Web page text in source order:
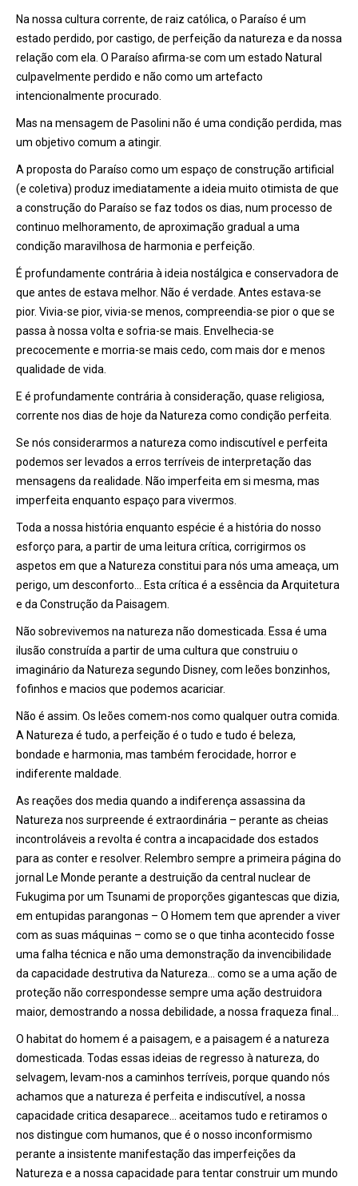
Na nossa cultura corrente, de raiz católica, o Paraíso é um
estado perdido, por castigo, de perfeição da natureza e da nossa
relação com ela. O Paraíso afirma-se com um estado Natural
culpavelmente perdido e não como um artefacto
intencionalmente procurado.
Mas na mensagem de Pasolini não é uma condição perdida, mas
um objetivo comum a atingir.
A proposta do Paraíso como um espaço de construção artificial
(e coletiva) produz imediatamente a ideia muito otimista de que
a construção do Paraíso se faz todos os dias, num processo de
continuo melhoramento, de aproximação gradual a uma
condição maravilhosa de harmonia e perfeição.
É profundamente contrária à ideia nostálgica e conservadora de
que antes de estava melhor. Não é verdade. Antes estava-se
pior. Vivia-se pior, vivia-se menos, compreendia-se pior o que se
passa à nossa volta e sofria-se mais. Envelhecia-se
precocemente e morria-se mais cedo, com mais dor e menos
qualidade de vida.
E é profundamente contrária à consideração, quase religiosa,
corrente nos dias de hoje da Natureza como condição perfeita.
Se nós considerarmos a natureza como indiscutível e perfeita
podemos ser levados a erros terríveis de interpretação das
mensagens da realidade. Não imperfeita em si mesma, mas
imperfeita enquanto espaço para vivermos.
Toda a nossa história enquanto espécie é a história do nosso
esforço para, a partir de uma leitura crítica, corrigirmos os
aspetos em que a Natureza constitui para nós uma ameaça, um
perigo, um desconforto… Esta crítica é a essência da Arquitetura
e da Construção da Paisagem.
Não sobrevivemos na natureza não domesticada. Essa é uma
ilusão construída a partir de uma cultura que construiu o
imaginário da Natureza segundo Disney, com leões bonzinhos,
fofinhos e macios que podemos acariciar.
Não é assim. Os leões comem-nos como qualquer outra comida.
A Natureza é tudo, a perfeição é o tudo e tudo é beleza,
bondade e harmonia, mas também ferocidade, horror e
indiferente maldade.
As reações dos media quando a indiferença assassina da
Natureza nos surpreende é extraordinária – perante as cheias
incontroláveis a revolta é contra a incapacidade dos estados
para as conter e resolver. Relembro sempre a primeira página do
jornal Le Monde perante a destruição da central nuclear de
Fukugima por um Tsunami de proporções gigantescas que dizia,
em entupidas parangonas – O Homem tem que aprender a viver
com as suas máquinas – como se o que tinha acontecido fosse
uma falha técnica e não uma demonstração da invencibilidade
da capacidade destrutiva da Natureza… como se a uma ação de
proteção não correspondesse sempre uma ação destruidora
maior, demostrando a nossa debilidade, a nossa fraqueza final…
O habitat do homem é a paisagem, e a paisagem é a natureza
domesticada. Todas essas ideias de regresso à natureza, do
selvagem, levam-nos a caminhos terríveis, porque quando nós
achamos que a natureza é perfeita e indiscutível, a nossa
capacidade critica desaparece… aceitamos tudo e retiramos o
nos distingue com humanos, que é o nosso inconformismo
perante a insistente manifestação das imperfeições da
Natureza e a nossa capacidade para tentar construir um mundo